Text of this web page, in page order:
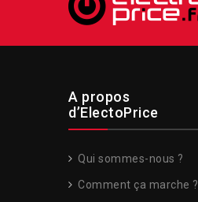
A propos
d’ElectoPrice
Qui sommes-nous ?
Comment ça marche ?